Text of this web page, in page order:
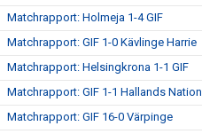
Matchrapport: Holmeja 1-4 GIF
Matchrapport: GIF 1-0 Kävlinge Harrie
Matchrapport: Helsingkrona 1-1 GIF
Matchrapport: GIF 1-1 Hallands Nation
Matchrapport: GIF 16-0 Värpinge